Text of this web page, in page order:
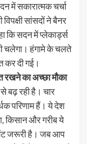
में सकारात्मक चर्चा
सांसदों ने बैनर
कि सदन में प्लेकार्ड्स
चलेगा। हंगामे के चलते
कर दी गई।
रखने का अच्छा मौका
से बढ़ रही है। चार
परिणाम हैं। ये देश
किसान और गरीब ये
जरूरी है। जब आप